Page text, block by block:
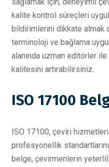
sağlamak için, deneyimli
kalite kontrol süreçleri
bildirimlerini dikkate almak
terminoloji ve bağlama
alanında uzman editörler
kalitesini artırabilirsiniz.
ISO 17100
ISO 17100, çeviri
profesyonellik
belge, çevirmenlerin